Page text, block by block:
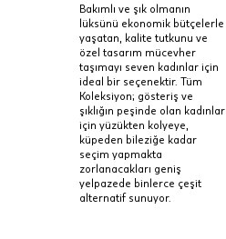
Taksit
Tek Çekim
2 Taksit
3 Taksit
Bakımlı ve şık olmanın
lüksünü ekonomik bütçelerle
yaşatan, kalite tutkunu ve
özel tasarım mücevher
taşımayı seven kadınlar için
ideal bir seçenektir. Tüm
Koleksiyon; gösteriş ve
şıklığın peşinde olan kadınlar
için yüzükten kolyeye,
küpeden bileziğe kadar
seçim yapmakta
zorlanacakları geniş
yelpazede binlerce çeşit
alternatif sunuyor.